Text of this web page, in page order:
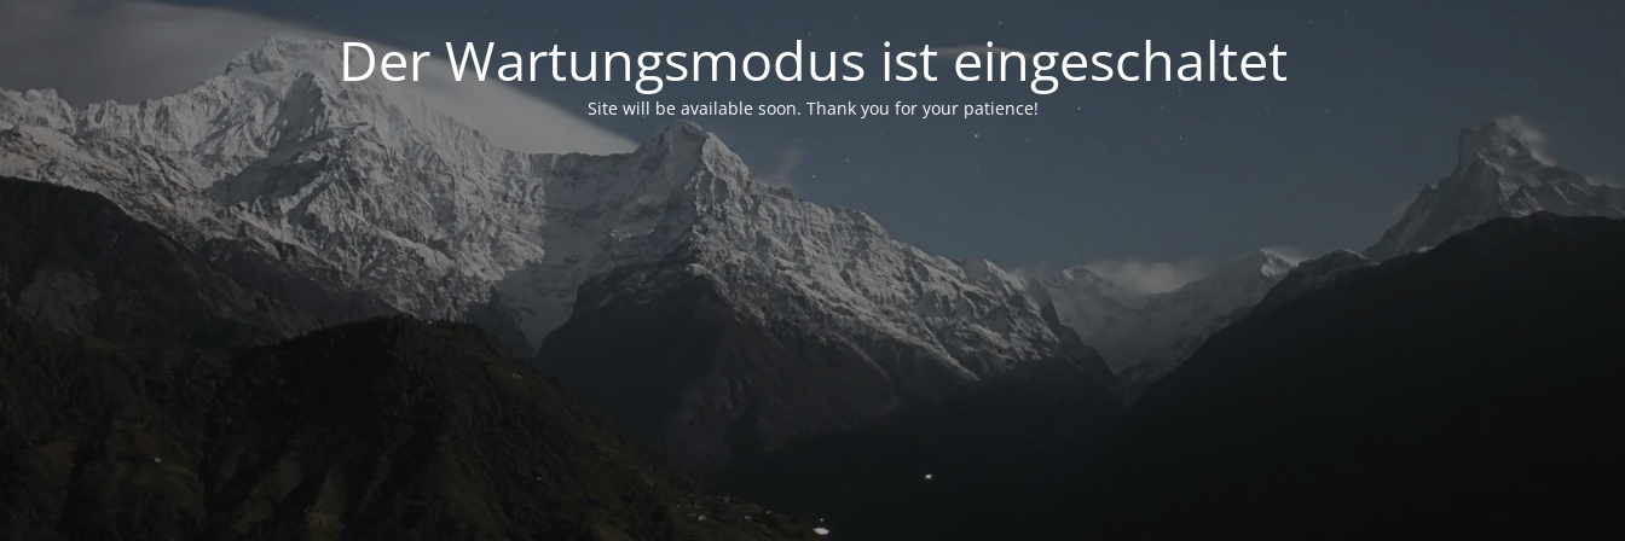
Der Wartungsmodus ist eingeschaltet
Site will be available soon. Thank you for your patience!